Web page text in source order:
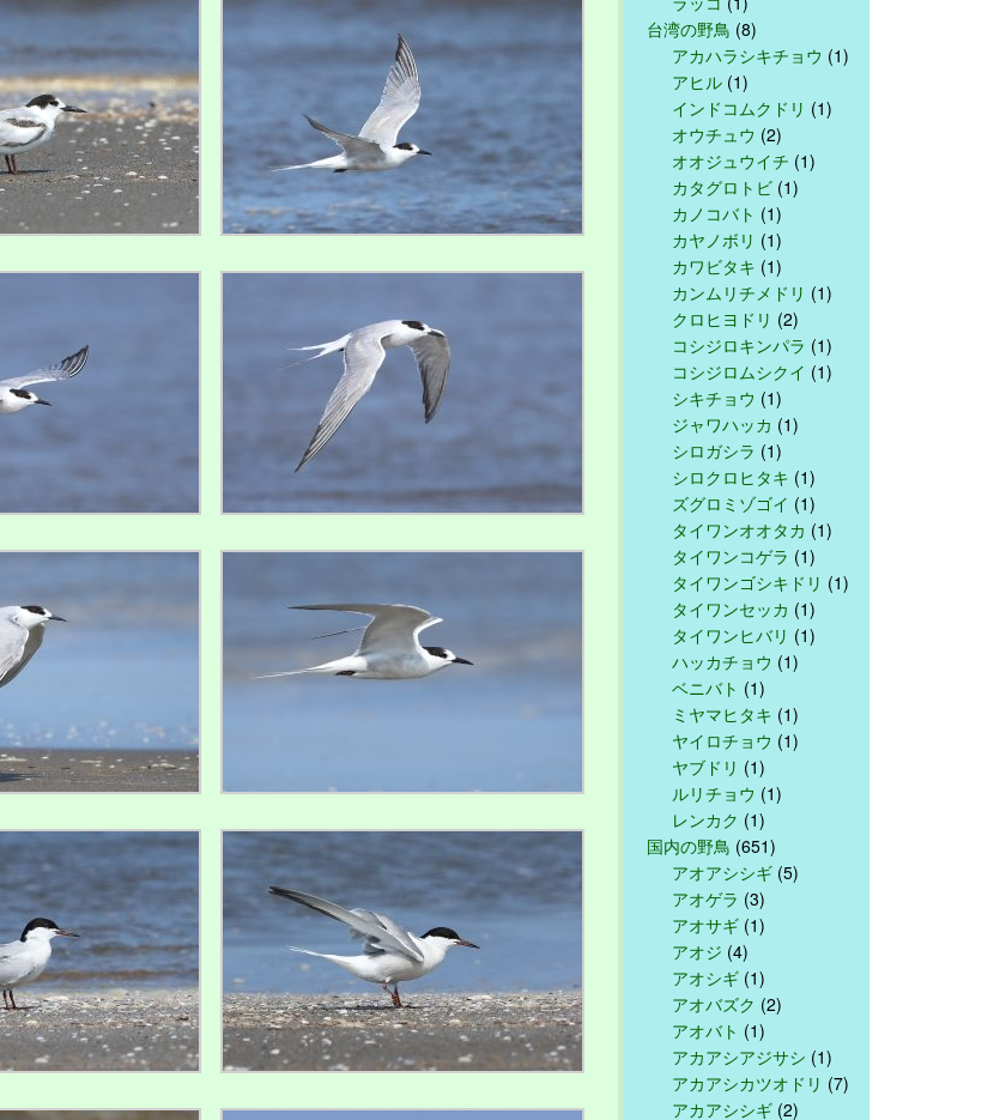
台湾の野鳥 (8)
アカハラシキチョウ (1)
アヒル (1)
インドコムクドリ (1)
オウチュウ (2)
オオジュウイチ (1)
カタグロトビ (1)
カノコバト (1)
カヤノボリ (1)
カワビタキ (1)
カンムリチメドリ (1)
クロヒヨドリ (2)
コシジロキンパラ (1)
コシジロムシクイ (1)
シキチョウ (1)
ジャワハッカ (1)
シロガシラ (1)
シロクロヒタキ (1)
ズグロミゾゴイ (1)
タイワンオオタカ (1)
タイワンコゲラ (1)
タイワンゴシキドリ (1)
タイワンセッカ (1)
タイワンヒバリ (1)
ハッカチョウ (1)
ベニバト (1)
ミヤマヒタキ (1)
ヤイロチョウ (1)
ヤブドリ (1)
ルリチョウ (1)
レンカク (1)
国内の野鳥 (651)
アオアシシギ (5)
アオゲラ (3)
アオサギ (1)
アオジ (4)
アオシギ (1)
アオバズク (2)
アオバト (1)
アカアシアジサシ (1)
アカアシカツオドリ (7)
アカアシシギ (2)